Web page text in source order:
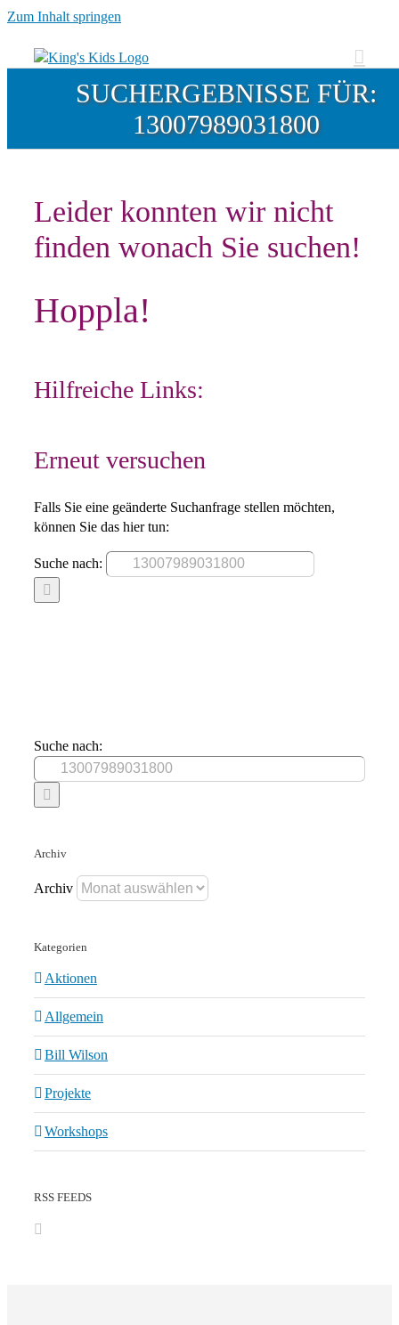
Zum Inhalt springen
SUCHERGEBNISSE FÜR:
13007989031800
Leider konnten wir nicht
finden wonach Sie suchen!
Hoppla!
Hilfreiche Links:
Erneut versuchen
Falls Sie eine geänderte Suchanfrage stellen möchten,
können Sie das hier tun:
Suche nach:
Suche nach:
Archiv
Archiv
Kategorien
Aktionen
Allgemein
Bill Wilson
Projekte
Workshops
RSS FEEDS